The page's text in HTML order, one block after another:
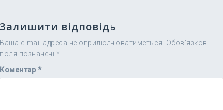
Залишити відповідь
Ваша e-mail адреса не оприлюднюватиметься.
Обов’язкові
поля позначені *
Коментар *